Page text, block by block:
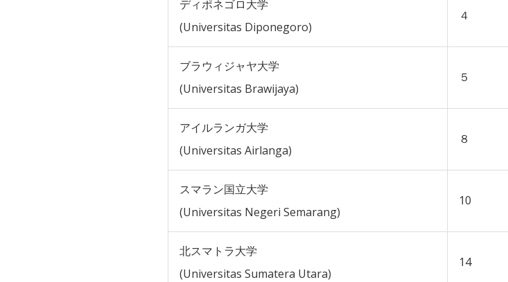
ディポネゴロ大学
(Universitas Diponegoro)
４
ブラウィジャヤ大学
(Universitas Brawijaya)
５
アイルランガ大学
(Universitas Airlanga)
８
スマラン国立大学
(Universitas Negeri Semarang)
10
北スマトラ大学
(Universitas Sumatera Utara)
14